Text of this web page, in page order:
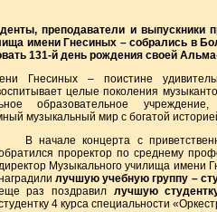
преподаватели и выпускники
имени Гнесиных – собрались в
131-й день рождения своей
Гнесиных – поистине
целые поколения
образовательное
музыкальный мир с богатой
В начале концерта с
проректор по среднему
Музыкального училища имени
лучшую учебную группу –
раз поздравил лучшую
4 курса специальности